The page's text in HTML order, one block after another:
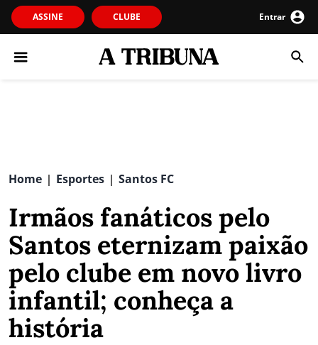
ASSINE CLUBE Entrar
Home | Esportes | Santos FC
Irmãos fanáticos pelo
Santos eternizam paixão
pelo clube em novo livro
infantil; conheça a
história